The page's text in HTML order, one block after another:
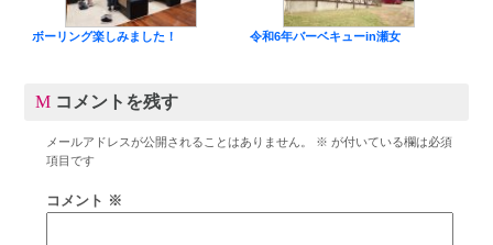
ボーリング楽しみました！ 令和6年バーベキューin瀬女
コメントを残す
メールアドレスが公開されることはありません。 ※ が付いている欄は必須
項目です
コメント ※